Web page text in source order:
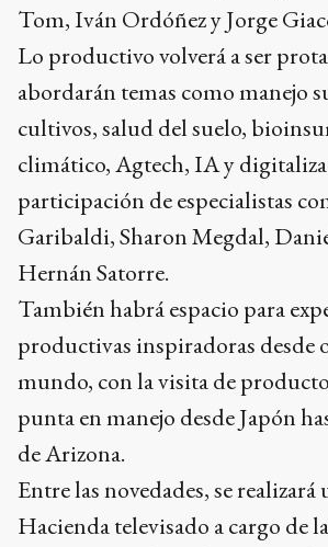
Tom, Iván Ordóñez y Jorge
Lo productivo volverá a ser
abordarán temas como manejo
cultivos, salud del suelo,
climático, Agtech, IA y
participación de especialistas
Garibaldi, Sharon Megdal,
Hernán Satorre.
También habrá espacio para
productivas inspiradoras desde
mundo, con la visita de
punta en manejo desde Japón
de Arizona.
Entre las novedades, se realizará
Hacienda televisado a cargo de